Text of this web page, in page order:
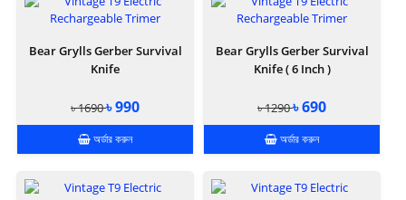
Bear Grylls Gerber Survival
Knife
৳ 1690৳ 990
অর্ডার করুন
Bear Grylls Gerber Survival
Knife ( 6 Inch )
৳ 1290৳ 690
অর্ডার করুন